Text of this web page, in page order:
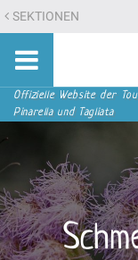
Direkt
zum
Inhalt
Direkt
zur
Navigation
SEKTIONEN
Sektionen
Offizielle Website der
Pinarella und Tagliata
menu